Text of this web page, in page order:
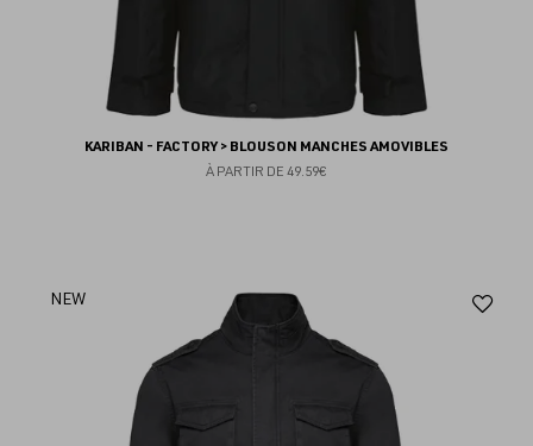
KARIBAN - FACTORY > BLOUSON MANCHES AMOVIBLES
À PARTIR DE 49.59€
NEW